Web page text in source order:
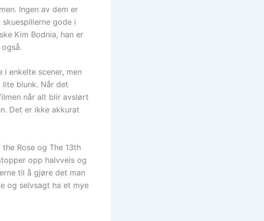
Ingen av dem er
gode i
Kim Bodnia, han er
enkelte scener, men
blunk. Når det
når alt blir avslørt
Det er ikke akkurat
Rose og The 13th
opp halvveis og
til å gjøre det man
og selvsagt ha et mye